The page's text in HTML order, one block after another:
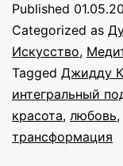
Published
Categorized as
Искусство,
Tagged Джидду
интегральный
красота, любовь,
трансформация